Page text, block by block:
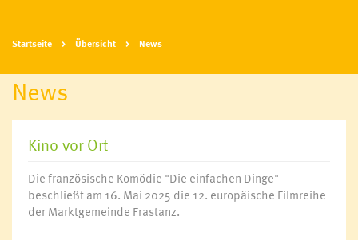
Startseite Übersicht News
News
Kino vor Ort
Die französische Komödie "Die einfachen Dinge"
beschließt am 16. Mai 2025 die 12. europäische Filmreihe
der Marktgemeinde Frastanz.